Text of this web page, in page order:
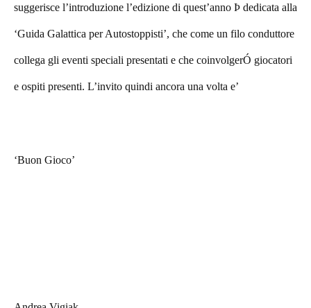
suggerisce l’introduzione l’edizione di quest’anno Þ dedicata alla
‘Guida Galattica per Autostoppisti’, che come un filo conduttore
collega gli eventi speciali presentati e che coinvolgerÓ giocatori
e ospiti presenti. L’invito quindi ancora una volta e’
‘Buon Gioco’